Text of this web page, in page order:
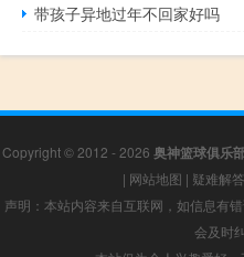
带孩子异地过年不回家好吗
Copyright © 2012 - 2026 奥神篮球俱乐
| 网站地图 | 疑难解答
声明：本站内容来自互联网，如信息有
会及时